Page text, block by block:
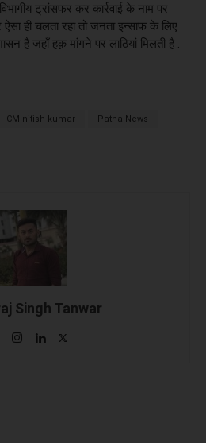
ट्रांसफर कर कार्रवाई के नाम पर
ही चलता रहा तो जनता इन्साफ के लिए
है जहाँ हक़ मांगने पर लाठियां मिलती है .
CM nitish kumar Patna News
Singh Tanwar